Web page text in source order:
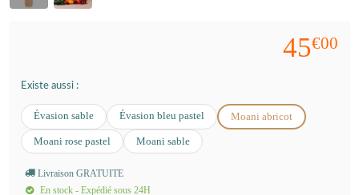
45€00
Existe aussi :
Évasion sable Évasion bleu pastel Moani abricot
Moani rose pastel Moani sable
Livraison GRATUITE
En stock - Expédié sous 24H